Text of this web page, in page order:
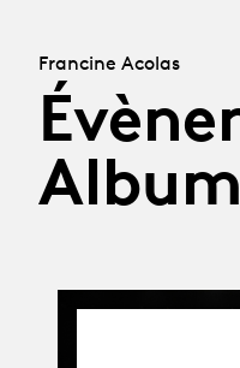
Francine Acolas